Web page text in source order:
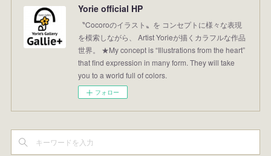
Yorie official HP
〝Cocoroのイラスト〟を コンセプトに様々な表現
を模索しながら、 Artist Yorieが描くカラフルな作品
世界。 ★My concept is “Illustrations from the heart”
that find expression in many form. They will take
you to a world full of colors.
フォロー